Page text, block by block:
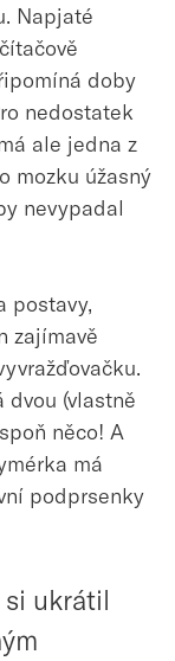
Napjaté
doby
nedostatek
ale jedna z
mozku úžasný
nevypadal
postavy,
zajímavě
dvou (vlastně
něco! A
má
podprsenky
si ukrátil